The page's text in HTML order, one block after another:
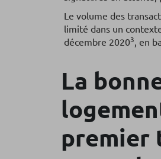
Le volume des
limité dans un
décembre 20203, en
La
premier